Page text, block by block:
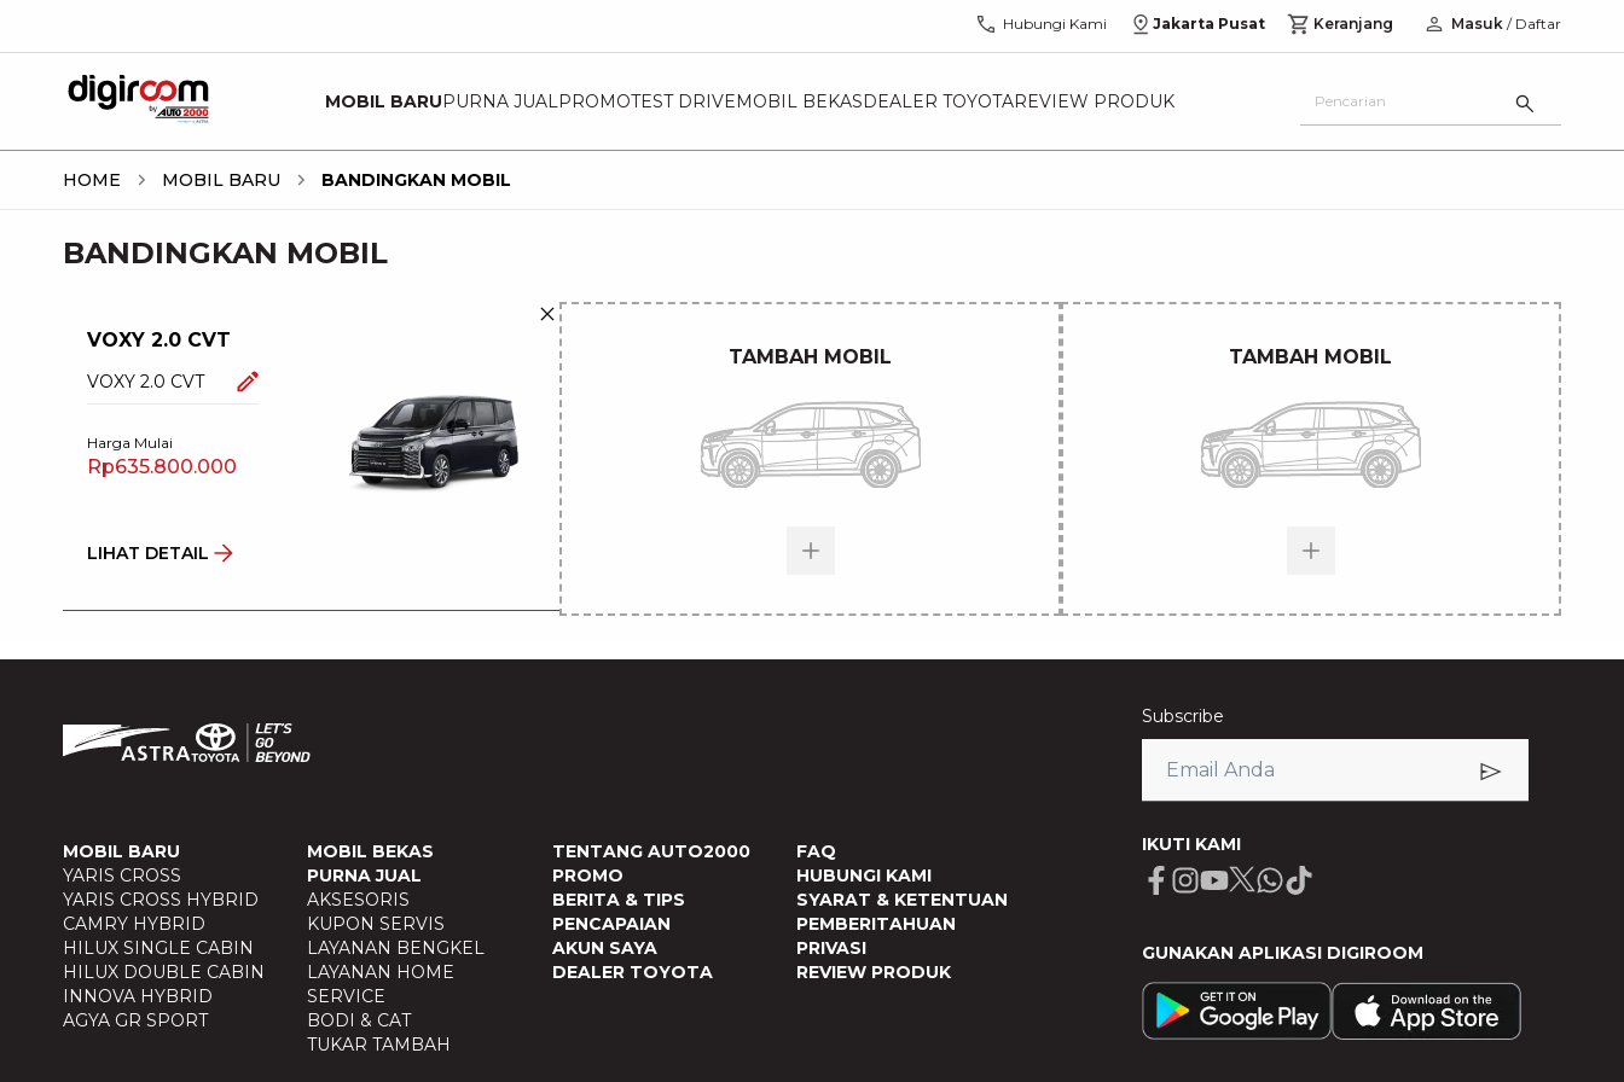
Hubungi Kami Jakarta Pusat Keranjang Masuk / Daftar
MOBIL BARUPURNA JUAL PROMOTEST DRIVEMOBIL BEKASDEALER TOYOTAREVIEW PRODUK
HOME MOBIL BARU BANDINGKAN MOBIL
BANDINGKAN MOBIL
VOXY 2.0 CVT
VOXY 2.0 CVT
Harga Mulai
Rp635.800.000
LIHAT DETAIL
TAMBAH MOBIL TAMBAH MOBIL
MOBIL BARU
YARIS CROSS
YARIS CROSS HYBRID
CAMRY HYBRID
HILUX SINGLE CABIN
HILUX DOUBLE CABIN
INNOVA HYBRID
AGYA GR SPORT
MOBIL BEKAS
PURNA JUAL
AKSESORIS
KUPON SERVIS
LAYANAN BENGKEL
LAYANAN HOME
SERVICE
BODI & CAT
TUKAR TAMBAH
TENTANG AUTO2000
PROMO
BERITA & TIPS
PENCAPAIAN
AKUN SAYA
DEALER TOYOTA
FAQ
HUBUNGI KAMI
SYARAT & KETENTUAN
PEMBERITAHUAN
PRIVASI
REVIEW PRODUK
Subscribe
IKUTI KAMI
Facebook
Instagram
Youtube
X Whatsapp
Tiktok
GUNAKAN APLIKASI DIGIROOM